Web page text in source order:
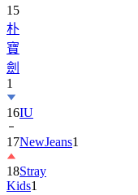
15
朴
寶
劍
1
16IU
17NewJeans1
18Stray
Kids1